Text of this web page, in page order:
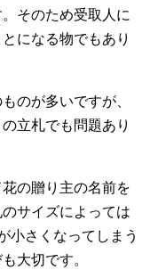
そのため受取人に
になる物でもあり
のが多いですが、
立札でも問題あり
の贈り主の名前を
サイズによっては
小さくなってしまう
大切です。